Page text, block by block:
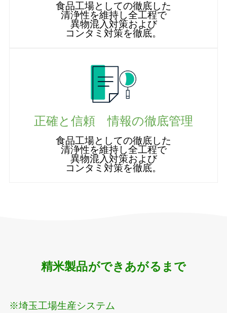
食品工場としての徹底した
清浄性を維持し全工程で
異物混入対策および
コンタミ対策を徹底。
正確と信頼 情報の徹底管理
食品工場としての徹底した
清浄性を維持し全工程で
異物混入対策および
コンタミ対策を徹底。
精米製品ができあがるまで
※埼玉工場生産システム